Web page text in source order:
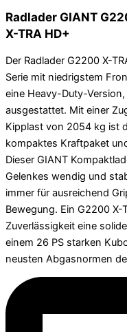
Radlader GIANT
X-TRA HD+
Der Radlader G2200 X-
Serie mit niedrigstem
eine Heavy-Duty-
ausgestattet. Mit einer
Kipplast von 2054 kg ist
kompaktes Kraftpaket
Dieser GIANT
Gelenkes wendig und
immer für ausreichend
Bewegung. Ein G2200
Zuverlässigkeit eine
einem 26 PS starken
neusten Abgasnormen